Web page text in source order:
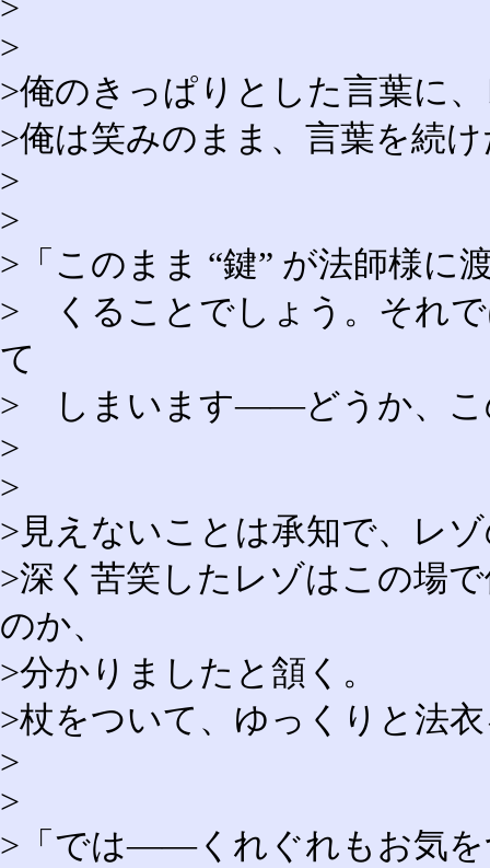
>
>
>俺のきっぱりとした言葉に
>俺は笑みのまま、言葉を続
>
>
>「このまま “鍵” が法師様に
> くることでしょう。それ
て
> しまいます――どうか、こ
>
>
>見えないことは承知で、レ
>深く苦笑したレゾはこの場
のか、
>分かりましたと頷く。
>杖をついて、ゆっくりと法
>
>
>「では――くれぐれもお気を